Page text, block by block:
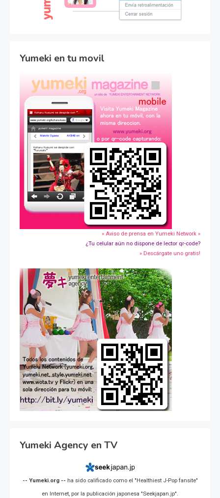
Yumeki en tu movil
» Aviso de prensa en Yumeki Network »
¿Tu celular aún no dispone de lector qr-code?
» Descárgate uno gratis!
Yumeki Agency en TV
-- Yumeki.org -- ha sido calificado como el "Healthiest J-Pop fansite"
en Internet, por la publicación japonesa "Seekjapan.jp".